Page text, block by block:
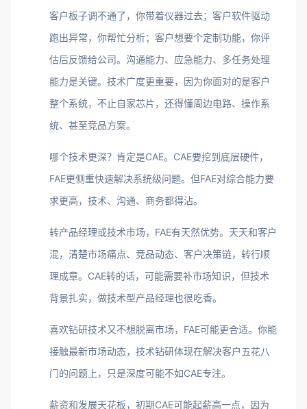
客户板子调不通了，你带着仪器过去；客户软件驱动
跑出异常，你帮忙分析；客户想要个定制功能，你评
估后反馈给公司。沟通能力、应急能力、多任务处理
能力是关键。技术广度更重要，因为你面对的是客户
整个系统，不止自家芯片，还得懂周边电路、操作系
统、甚至竞品方案。
哪个技术更深？肯定是CAE。CAE要挖到底层硬件，
FAE更侧重快速解决系统级问题。但FAE对综合能力要
求更高，技术、沟通、商务都得沾。
转产品经理或技术市场，FAE有天然优势。天天和客户
混，清楚市场痛点、竞品动态、客户决策链，转行顺
理成章。CAE转的话，可能需要补市场知识，但技术
背景扎实，做技术型产品经理也很吃香。
喜欢钻研技术又不想脱离市场，FAE可能更合适。你能
接触最新市场动态，技术钻研体现在解决客户五花八
门的问题上，只是深度可能不如CAE专注。
薪资和发展天花板，初期CAE可能起薪高一点，因为